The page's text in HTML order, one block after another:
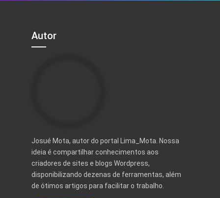
Autor
Josué Mota, autor do portal Lima_Mota. Nossa
ideia é compartilhar conhecimentos aos
criadores de sites e blogs Wordpress,
disponibilizando dezenas de ferramentas, além
de ótimos artigos para facilitar o trabalho.